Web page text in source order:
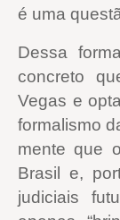
é uma
Dessa
concreto
Vegas e
formalismo
mente que
Brasil e,
judiciais